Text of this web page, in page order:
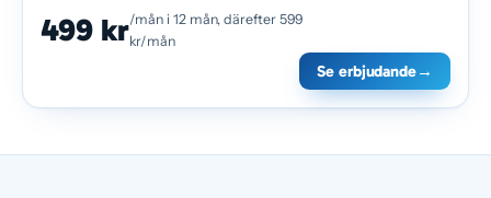
499 kr/mån i 12 mån, därefter 599
kr/mån
Se erbjudande→